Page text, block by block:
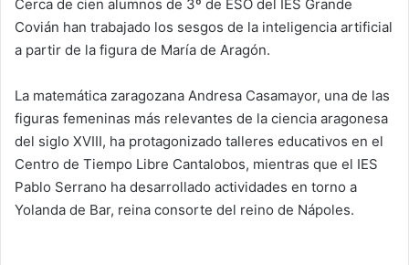
Cerca de cien alumnos de 3º de ESO del IES Grande
Covián han trabajado los sesgos de la inteligencia artificial
a partir de la figura de María de Aragón.
La matemática zaragozana Andresa Casamayor, una de las
figuras femeninas más relevantes de la ciencia aragonesa
del siglo XVIII, ha protagonizado talleres educativos en el
Centro de Tiempo Libre Cantalobos, mientras que el IES
Pablo Serrano ha desarrollado actividades en torno a
Yolanda de Bar, reina consorte del reino de Nápoles.